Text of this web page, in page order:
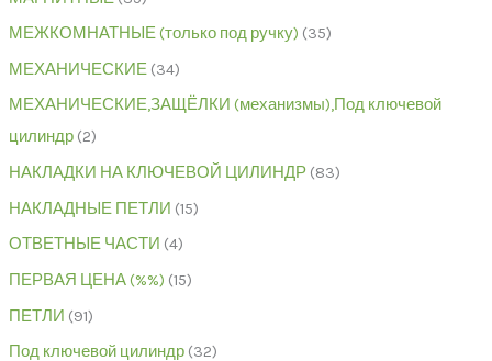
МЕЖКОМНАТНЫЕ (только под ручку) 35
МЕХАНИЧЕСКИЕ 34
МЕХАНИЧЕСКИЕ,ЗАЩЁЛКИ (механизмы),Под ключевой
цилиндр 2
НАКЛАДКИ НА КЛЮЧЕВОЙ ЦИЛИНДР 83
НАКЛАДНЫЕ ПЕТЛИ 15
ОТВЕТНЫЕ ЧАСТИ 4
ПЕРВАЯ ЦЕНА (%%) 15
ПЕТЛИ 91
Под ключевой цилиндр 32